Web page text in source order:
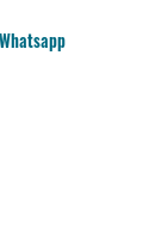
Whatsapp